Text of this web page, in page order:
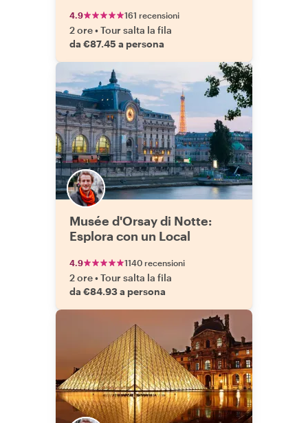
4.9 161 recensioni
2 ore•Tour salta la fila
da €87.45 a persona
Musée d'Orsay di Notte:
Esplora con un Local
4.9 1140 recensioni
2 ore•Tour salta la fila
da €84.93 a persona